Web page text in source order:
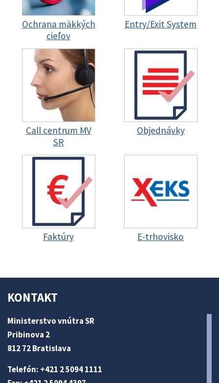
Ochrana mäkkých
cieľov
Entry/Exit System
Call centrum MV
SR
Objednávky
Faktúry E-trhovisko
KONTAKT
Ministerstvo vnútra SR
Pribinova 2
812 72 Bratislava
Telefón: +421 2 5094 1111